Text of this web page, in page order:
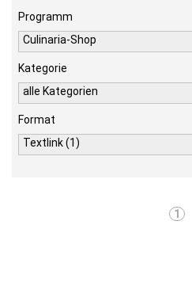
Programm
Culinaria-Shop
Kategorie
alle Kategorien
Format
Textlink (1)
1